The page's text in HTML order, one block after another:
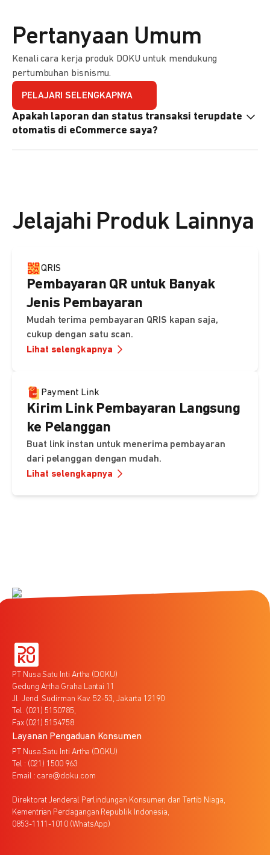
Pertanyaan Umum
Kenali cara kerja produk DOKU untuk mendukung
pertumbuhan bisnismu.
PELAJARI SELENGKAPNYA
Apakah laporan dan status transaksi terupdate
otomatis di eCommerce saya?
Jelajahi Produk Lainnya
QRIS
Pembayaran QR untuk Banyak
Jenis Pembayaran
Mudah terima pembayaran QRIS kapan saja,
cukup dengan satu scan.
Lihat selengkapnya
Payment Link
Kirim Link Pembayaran Langsung
ke Pelanggan
Buat link instan untuk menerima pembayaran
dari pelanggan dengan mudah.
Lihat selengkapnya
PT Nusa Satu Inti Artha (DOKU)
Gedung Artha Graha Lantai 11
Jl. Jend. Sudirman Kav. 52-53, Jakarta 12190
Tel. (021) 5150785,
Fax (021) 5154758
Layanan Pengaduan Konsumen
PT Nusa Satu Inti Artha (DOKU)
Tel : (021) 1500 963
Email : care@doku.com
Direktorat Jenderal Perlindungan Konsumen dan Tertib Niaga,
Kementrian Perdagangan Republik Indonesia,
0853-1111-1010 (WhatsApp)